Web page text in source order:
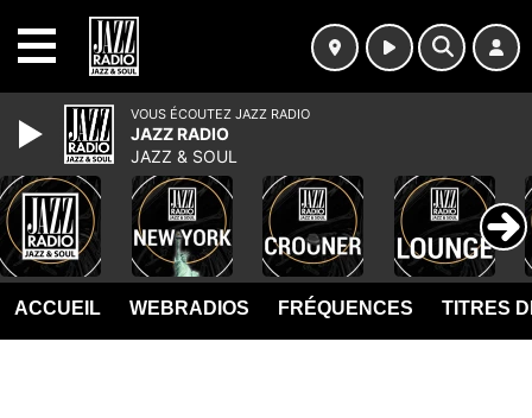
ACCUEIL WEBRADIOS FRÉQUENCES TITRES
VOUS ÉCOUTEZ JAZZ RADIO
JAZZ RADIO
JAZZ & SOUL